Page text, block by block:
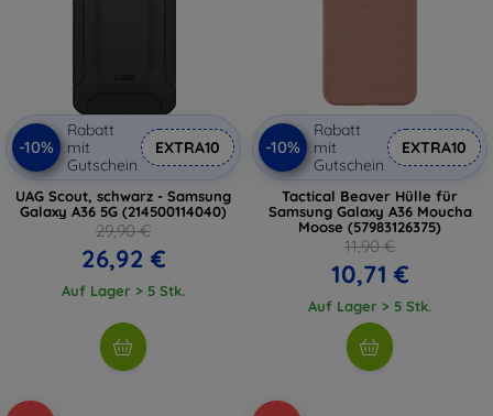
-10%
Rabatt
mit
Gutschein
EXTRA10
UAG Scout, schwarz - Samsung
Galaxy A36 5G (214500114040)
29,90 €
26,92 €
Auf Lager > 5 Stk.
-10%
Rabatt
mit
Gutschein
EXTRA10
Tactical Beaver Hülle für
Samsung Galaxy A36 Moucha
Moose (57983126375)
11,90 €
10,71 €
Auf Lager > 5 Stk.